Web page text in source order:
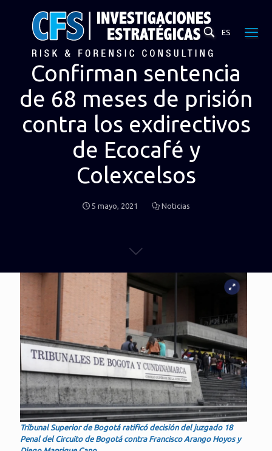
ES
Confirman sentencia
de 68 meses de prisión
contra los exdirectivos
de Ecocafé y
Colexcelsos
5 mayo, 2021 Noticias
Tribunal Superior de Bogotá ratificó decisión del juzgado 18
Penal del Circuito de Bogotá contra Francisco Arango Hoyos y